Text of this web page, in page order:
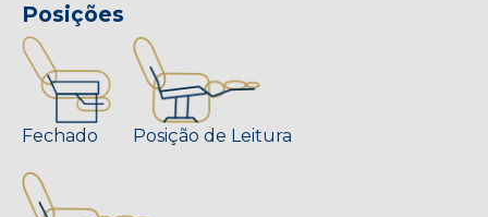
Posições
Fechado Posição de Leitura